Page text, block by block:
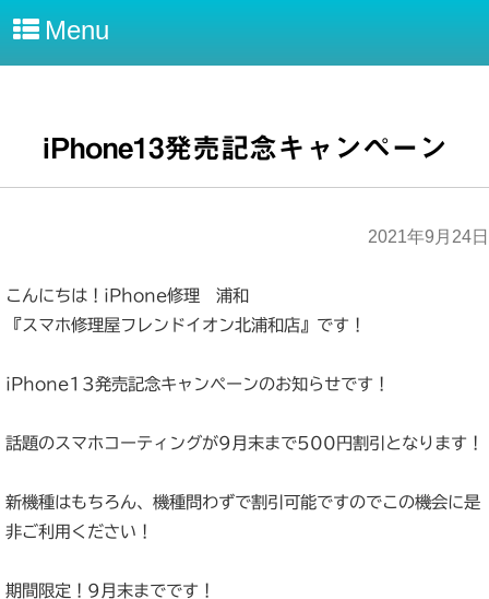
Menu
iPhone13発売記念キャンペーン
2021年9月24日
こんにちは！iPhone修理 浦和
『スマホ修理屋フレンドイオン北浦和店』です！
iPhone13発売記念キャンペーンのお知らせです！
話題のスマホコーティングが9月末まで500円割引となります！
新機種はもちろん、機種問わずで割引可能ですのでこの機会に是
非ご利用ください！
期間限定！9月末までです！